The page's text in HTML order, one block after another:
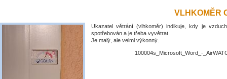
VLHKOMĚR
Ukazatel větrání (vlhkoměr) indikuje, kdy je
spotřebován a je třeba vyvětrat.
Je malý, ale velmi výkonný.
100004s_Microsoft_Word_-